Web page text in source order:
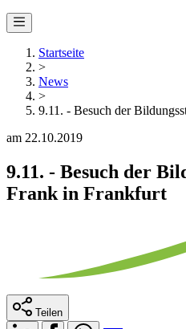
Startseite
>
News
>
9.11. - Besuch der
am 22.10.2019
9.11. - Besuch der
Frank in Frankfurt
Teilen